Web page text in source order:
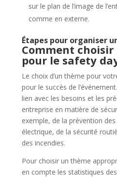
sur le plan de l’image de
comme en externe.
Étapes pour organiser
Comment
pour le safety
Le choix d’un thème pour
pour le succès de
lien avec les besoins et les
entreprise en matière de
exemple, de la prévention
électrique, de la sécurité
des incendies.
Pour choisir un thème
en compte les statistiques